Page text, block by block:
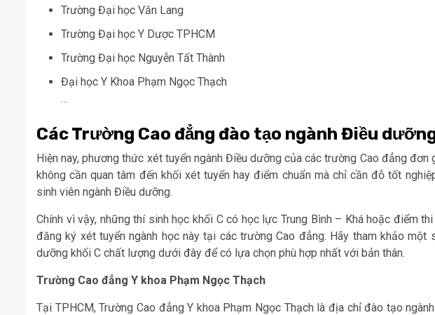
Trường Đại học Văn Lang
Trường Đại học Y Dược TPHCM
Trường Đại học Nguyễn Tất Thành
Đại học Y Khoa Phạm Ngọc Thạch
…
Các Trường Cao đẳng đào tạo ngành Điều
Hiện nay, phương thức xét tuyển ngành Điều dưỡng của các trường Cao đẳng
không cần quan tâm đến khối xét tuyển hay điểm chuẩn mà chỉ cần đỗ tốt
sinh viên ngành Điều dưỡng.
Chính vì vậy, những thí sinh học khối C có học lực Trung Bình – Khá hoặc điểm
đăng ký xét tuyển ngành học này tại các trường Cao đẳng. Hãy tham khảo
dưỡng khối C chất lượng dưới đây để có lựa chọn phù hợp nhất với bản thân.
Trường Cao đẳng Y khoa Phạm Ngọc Thạch
Tại TPHCM, Trường Cao đẳng Y khoa Phạm Ngọc Thạch là địa chỉ đào tạo